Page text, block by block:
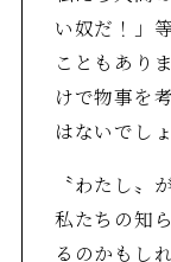
い奴だ！」
こともあり
けで物事を
はないでし
〝わたし〟
私たちの知
るのかもし